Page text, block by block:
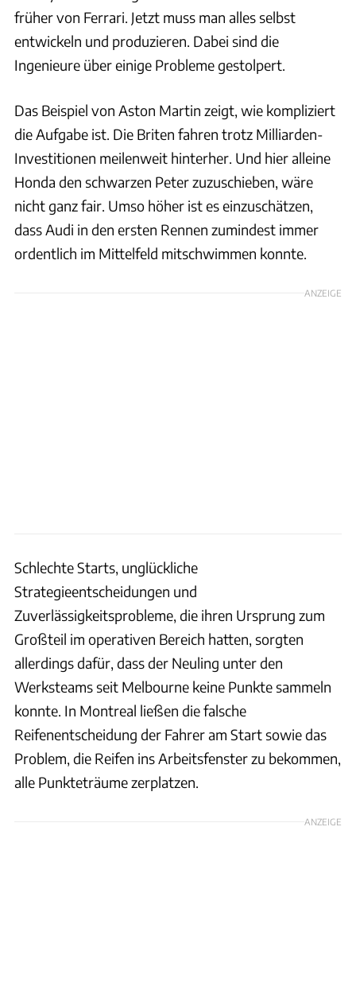
früher von Ferrari. Jetzt muss man alles selbst
entwickeln und produzieren. Dabei sind die
Ingenieure über einige Probleme gestolpert.
Das Beispiel von Aston Martin zeigt, wie kompliziert
die Aufgabe ist. Die Briten fahren trotz Milliarden-
Investitionen meilenweit hinterher. Und hier alleine
Honda den schwarzen Peter zuzuschieben, wäre
nicht ganz fair. Umso höher ist es einzuschätzen,
dass Audi in den ersten Rennen zumindest immer
ordentlich im Mittelfeld mitschwimmen konnte.
ANZEIGE
Schlechte Starts, unglückliche
Strategieentscheidungen und
Zuverlässigkeitsprobleme, die ihren Ursprung zum
Großteil im operativen Bereich hatten, sorgten
allerdings dafür, dass der Neuling unter den
Werksteams seit Melbourne keine Punkte sammeln
konnte. In Montreal ließen die falsche
Reifenentscheidung der Fahrer am Start sowie das
Problem, die Reifen ins Arbeitsfenster zu bekommen,
alle Punkteträume zerplatzen.
ANZEIGE